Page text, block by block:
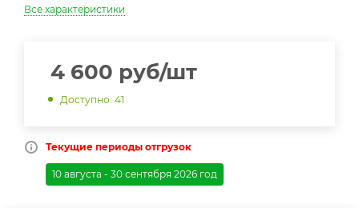
Все характеристики
4 600 руб/шт
Доступно: 41
Текущие периоды отгрузок
10 августа - 30 сентября 2026 год